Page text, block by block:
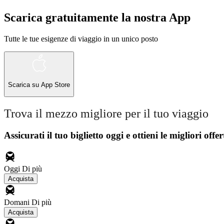
Scarica gratuitamente la nostra App
Tutte le tue esigenze di viaggio in un unico posto
Scarica su App Store
Trova il mezzo migliore per il tuo viaggio
Assicurati il ​​tuo biglietto oggi e ottieni le migliori
Oggi Di più
Acquista
Domani Di più
Acquista